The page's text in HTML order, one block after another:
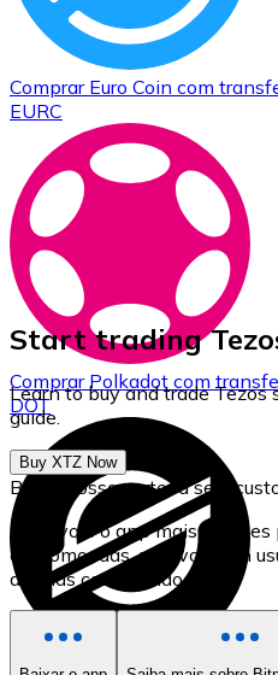
Comprar Euro Coin com
EURC
ComprarPolkadot com
DOT
Start trading
Learn to buy and trade
guide.
Buy XTZ Now
Baixe nossa carteira self-
Bitnovo é o app mais simples
criptomoedas, seja você um
apenas começando.